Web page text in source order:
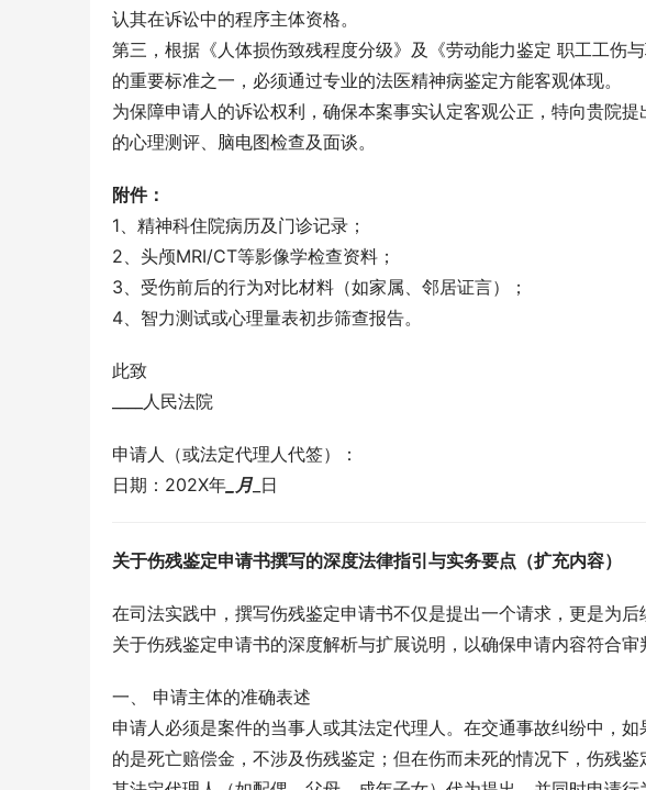
认其在诉讼中的程序主体资格。
第三，根据《人体损伤致残程度分级》及《劳动能力鉴定 职工工伤
的重要标准之一，必须通过专业的法医精神病鉴定方能客观体现。
为保障申请人的诉讼权利，确保本案事实认定客观公正，特向贵院
的心理测评、脑电图检查及面谈。
附件：
1、精神科住院病历及门诊记录；
2、头颅MRI/CT等影像学检查资料；
3、受伤前后的行为对比材料（如家属、邻居证言）；
4、智力测试或心理量表初步筛查报告。
此致
____人民法院
申请人（或法定代理人代签）：
日期：202X年 _月_日
关于伤残鉴定申请书撰写的深度法律指引与实务要点（扩充内容）
在司法实践中，撰写伤残鉴定申请书不仅是提出一个请求，更是为
关于伤残鉴定申请书的深度解析与扩展说明，以确保申请内容符合审
一、 申请主体的准确表述
申请人必须是案件的当事人或其法定代理人。在交通事故纠纷中，
的是死亡赔偿金，不涉及伤残鉴定；但在伤而未死的情况下，伤残